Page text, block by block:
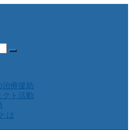
治療援助
クト活動
は